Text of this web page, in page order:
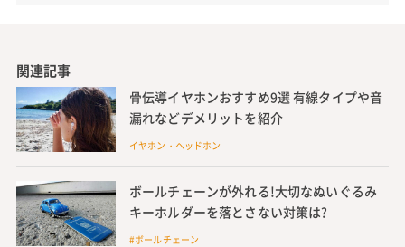
関連記事
骨伝導イヤホンおすすめ9選 有線タイプや音
漏れなどデメリットを紹介
イヤホン・ヘッドホン
ボールチェーンが外れる!大切なぬいぐるみ
キーホルダーを落とさない対策は?
#ボールチェーン